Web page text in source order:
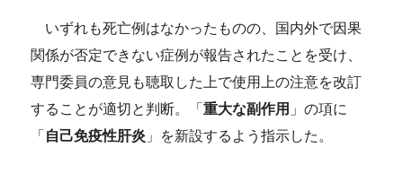
いずれも死亡例はなかったものの、国内外で因果
関係が否定できない症例が報告されたことを受け、
専門委員の意見も聴取した上で使用上の注意を改訂
することが適切と判断。「重大な副作用 」の項に
「 自己免疫性肝炎 」を新設するよう指示した。